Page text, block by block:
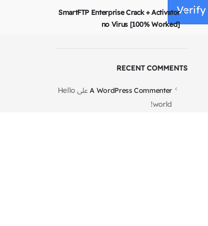
Verify
SmartFTP Enterprise Crack + Activator
no Virus [100% Worked]
RECENT COMMENTS
A WordPress Commenterعلى Hello
world!